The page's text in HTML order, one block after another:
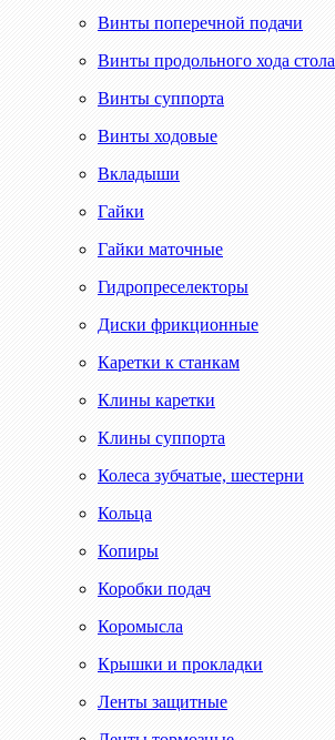
Винты поперечной подачи
Винты продольного хода стола
Винты суппорта
Винты ходовые
Вкладыши
Гайки
Гайки маточные
Гидропреселекторы
Диски фрикционные
Каретки к станкам
Клины каретки
Клины суппорта
Колеса зубчатые, шестерни
Кольца
Копиры
Коробки подач
Коромысла
Крышки и прокладки
Ленты защитные